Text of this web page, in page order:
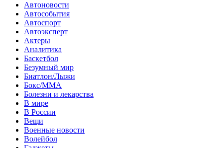
Автоновости
Автособытия
Автоспорт
Автоэксперт
Актеры
Аналитика
Баскетбол
Безумный мир
Биатлон/Лыжи
Бокс/MMA
Болезни и лекарства
В мире
В России
Вещи
Военные новости
Волейбол